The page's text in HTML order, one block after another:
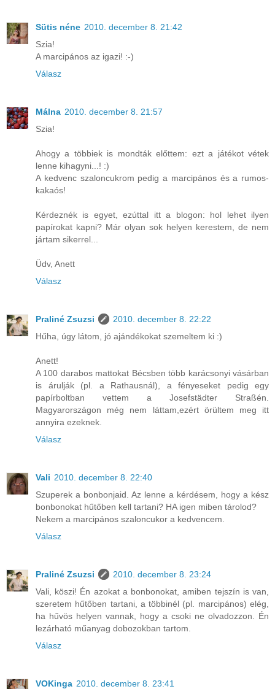
Sütis néne 2010. december 8. 21:42
Szia!
A marcipános az igazi! :-)
Válasz
Málna 2010. december 8. 21:57
Szia!
Ahogy a többiek is mondták előttem: ezt a játékot vétek
lenne kihagyni...! :)
A kedvenc szaloncukrom pedig a marcipános és a rumos-
kakaós!
Kérdeznék is egyet, ezúttal itt a blogon: hol lehet ilyen
papírokat kapni? Már olyan sok helyen kerestem, de nem
jártam sikerrel...
Üdv, Anett
Válasz
Praliné Zsuzsi
2010. december 8. 22:22
Hűha, úgy látom, jó ajándékokat szemeltem ki :)
Anett!
A 100 darabos mattokat Bécsben több karácsonyi vásárban
is árulják (pl. a Rathausnál), a fényeseket pedig egy
papírboltban vettem a Josefstädter Straßén.
Magyarországon még nem láttam,ezért örültem meg itt
annyira ezeknek.
Válasz
Vali 2010. december 8. 22:40
Szuperek a bonbonjaid. Az lenne a kérdésem, hogy a kész
bonbonokat hűtőben kell tartani? HA igen miben tárolod?
Nekem a marcipános szaloncukor a kedvencem.
Válasz
Praliné Zsuzsi
2010. december 8. 23:24
Vali, köszi! Én azokat a bonbonokat, amiben tejszín is van,
szeretem hűtőben tartani, a többinél (pl. marcipános) elég,
ha hűvös helyen vannak, hogy a csoki ne olvadozzon. Én
lezárható műanyag dobozokban tartom.
Válasz
VOKinga 2010. december 8. 23:41